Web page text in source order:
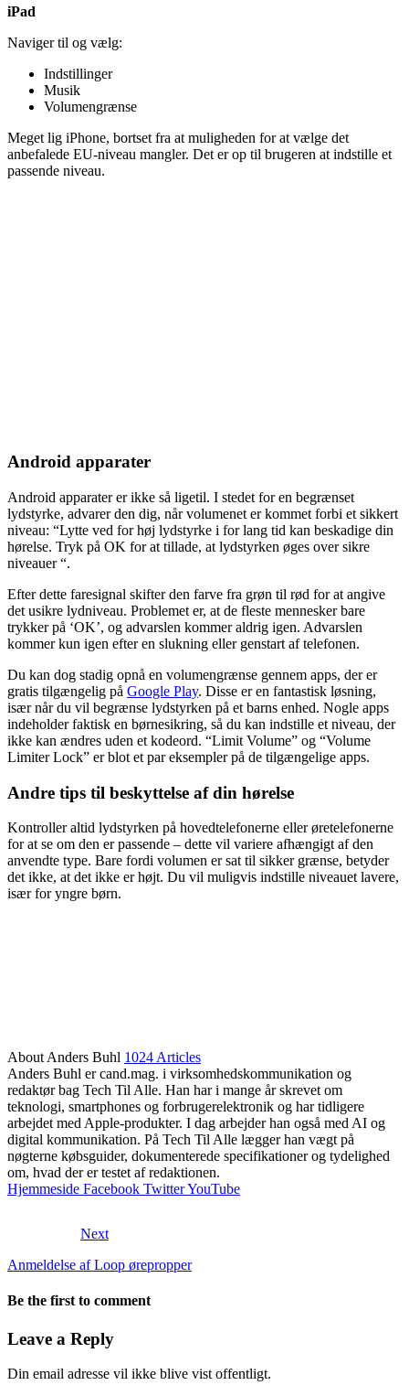
iPad
Naviger til og vælg:
Indstillinger
Musik
Volumengrænse
Meget lig iPhone, bortset fra at muligheden for at vælge det
anbefalede EU-niveau mangler. Det er op til brugeren at indstille et
passende niveau.
Android apparater
Android apparater er ikke så ligetil. I stedet for en begrænset
lydstyrke, advarer den dig, når volumenet er kommet forbi et sikkert
niveau: “Lytte ved for høj lydstyrke i for lang tid kan beskadige din
hørelse. Tryk på OK for at tillade, at lydstyrken øges over sikre
niveauer “.
Efter dette faresignal skifter den farve fra grøn til rød for at angive
det usikre lydniveau. Problemet er, at de fleste mennesker bare
trykker på ‘OK’, og advarslen kommer aldrig igen. Advarslen
kommer kun igen efter en slukning eller genstart af telefonen.
Du kan dog stadig opnå en volumengrænse gennem apps, der er
gratis tilgængelig på Google Play. Disse er en fantastisk løsning,
især når du vil begrænse lydstyrken på et barns enhed. Nogle apps
indeholder faktisk en børnesikring, så du kan indstille et niveau, der
ikke kan ændres uden et kodeord. “Limit Volume” og “Volume
Limiter Lock” er blot et par eksempler på de tilgængelige apps.
Andre tips til beskyttelse af din hørelse
Kontroller altid lydstyrken på hovedtelefonerne eller øretelefonerne
for at se om den er passende – dette vil variere afhængigt af den
anvendte type. Bare fordi volumen er sat til sikker grænse, betyder
det ikke, at det ikke er højt. Du vil muligvis indstille niveauet lavere,
især for yngre børn.
About Anders Buhl 1024 Articles
Anders Buhl er cand.mag. i virksomhedskommunikation og
redaktør bag Tech Til Alle. Han har i mange år skrevet om
teknologi, smartphones og forbrugerelektronik og har tidligere
arbejdet med Apple-produkter. I dag arbejder han også med AI og
digital kommunikation. På Tech Til Alle lægger han vægt på
nøgterne købsguider, dokumenterede specifikationer og tydelighed
om, hvad der er testet af redaktionen.
Hjemmeside Facebook TwitterYouTube
Next
Anmeldelse af Loop ørepropper
Be the first to comment
Leave a Reply
Din email adresse vil ikke blive vist offentligt.